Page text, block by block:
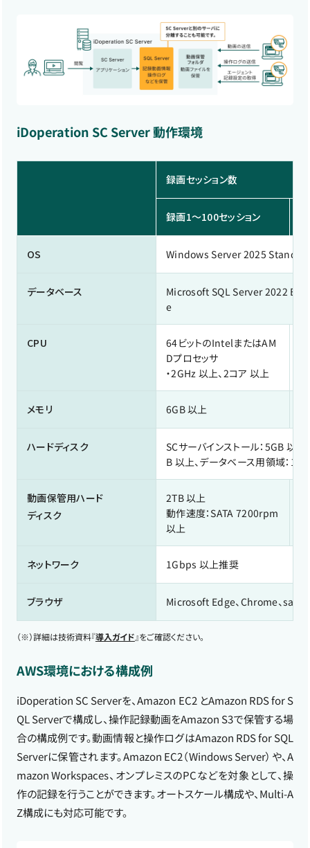
iDoperation SC Server 動作環境
録画セッション数
録画1～100セッション
OS Windows Server 2025
データベース
Microsoft SQL Server 2022
e
CPU
64ビットのIntelまたはAM
Dプロセッサ
・2GHz 以上、2コア 以上
メモリ 6GB 以上
ハードディスク
SCサーバインストール：5GB 以上
B 以上、データベース用領域：
動画保管用ハード
ディスク
2TB 以上
動作速度：SATA 7200rpm
以上
ネットワーク 1Gbps 以上推奨
ブラウザ Microsoft Edge、Chrome、safari
（※）詳細は技術資料『導入ガイド』をご確認ください。
AWS環境における構成例
iDoperation SC Serverを、Amazon EC2 とAmazon RDS for S
QL Serverで構成し、操作記録動画をAmazon S3で保管する場
合の構成例です。動画情報と操作ログはAmazon RDS for SQL
Serverに保管されます。Amazon EC2（Windows Server）や、A
mazon Workspaces、オンプレミスのPCなどを対象として、操
作の記録を行うことができます。オートスケール構成や、Multi-A
Z構成にも対応可能です。